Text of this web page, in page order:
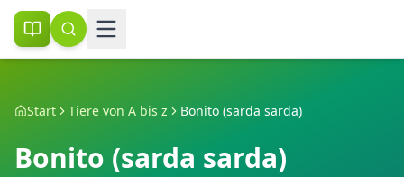
Start Tiere von A bis z Bonito (sarda sarda)
Bonito (sarda sarda)